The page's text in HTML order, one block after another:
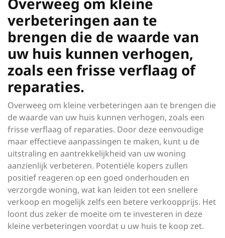
verbeteringen aan te
brengen die de waarde van
uw huis kunnen verhogen,
zoals een frisse verflaag of
reparaties.
Overweeg om kleine verbeteringen aan te brengen die
de waarde van uw huis kunnen verhogen, zoals een
frisse verflaag of reparaties. Door deze eenvoudige
maar effectieve aanpassingen te maken, kunt u de
uitstraling en aantrekkelijkheid van uw woning
aanzienlijk verbeteren. Potentiële kopers zullen
positief reageren op een goed onderhouden en
verzorgde woning, wat kan leiden tot een snellere
verkoop en mogelijk zelfs een betere verkoopprijs. Het
loont dus zeker de moeite om te investeren in deze
kleine verbeteringen voordat u uw huis te koop zet.